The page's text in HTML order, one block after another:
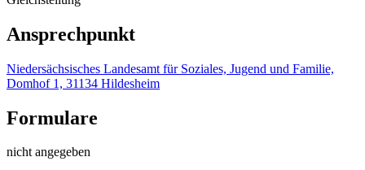
Ansprechpunkt
Niedersächsisches Landesamt für Soziales, Jugend und Familie,
Domhof 1, 31134 Hildesheim
Formulare
nicht angegeben